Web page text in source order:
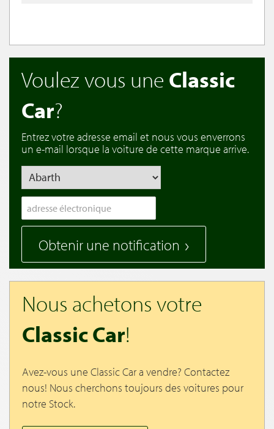
Voulez vous une Classic
Car?
Entrez votre adresse email et nous vous enverrons
un e-mail lorsque la voiture de cette marque arrive.
Obtenir une notification
Nous achetons votre
Classic Car!
Avez-vous une Classic Car a vendre? Contactez
nous! Nous cherchons toujours des voitures pour
notre Stock.